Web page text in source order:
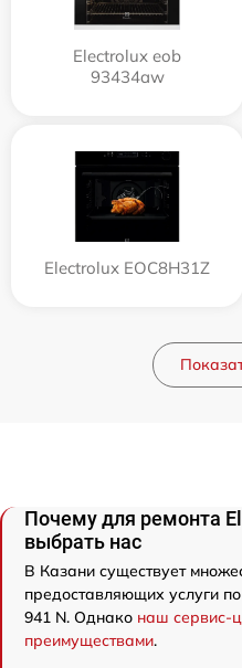
Electrolux eob
93434aw
Electrolux EOC8H31Z
Почему для ремонта
выбрать нас
В Казани существует
предоставляющих услуги
941 N. Однако наш сервис-
преимуществами.